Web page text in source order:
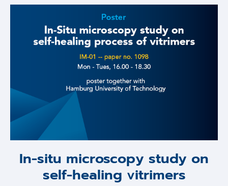
In-situ microscopy study on
self-healing vitrimers